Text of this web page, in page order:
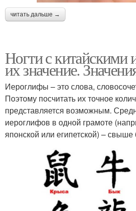
читать дальше →
Ногти с китайскими
их значение.
Иероглифы – это слова,
Поэтому посчитать их точное
представляется возможным.
иероглифов в одной грамоте
японской или египетской) – свыше